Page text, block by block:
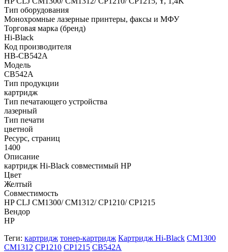
Тип оборудования
Монохромные лазерные принтеры, факсы и МФУ
Торговая марка (бренд)
Hi-Black
Код производителя
HB-CB542A
Модель
CB542A
Тип продукции
картридж
Тип печатающего устройства
лазерный
Тип печати
цветной
Ресурс, страниц
1400
Описание
картридж Hi-Black совместимый HP
Цвет
Желтый
Совместимость
HP CLJ CM1300/ CM1312/ CP1210/ CP1215
Вендор
HP
Теги: картридж тонер-картридж Картридж Hi-Black CM1300
CM1312 CP1210 CP1215 CB542A